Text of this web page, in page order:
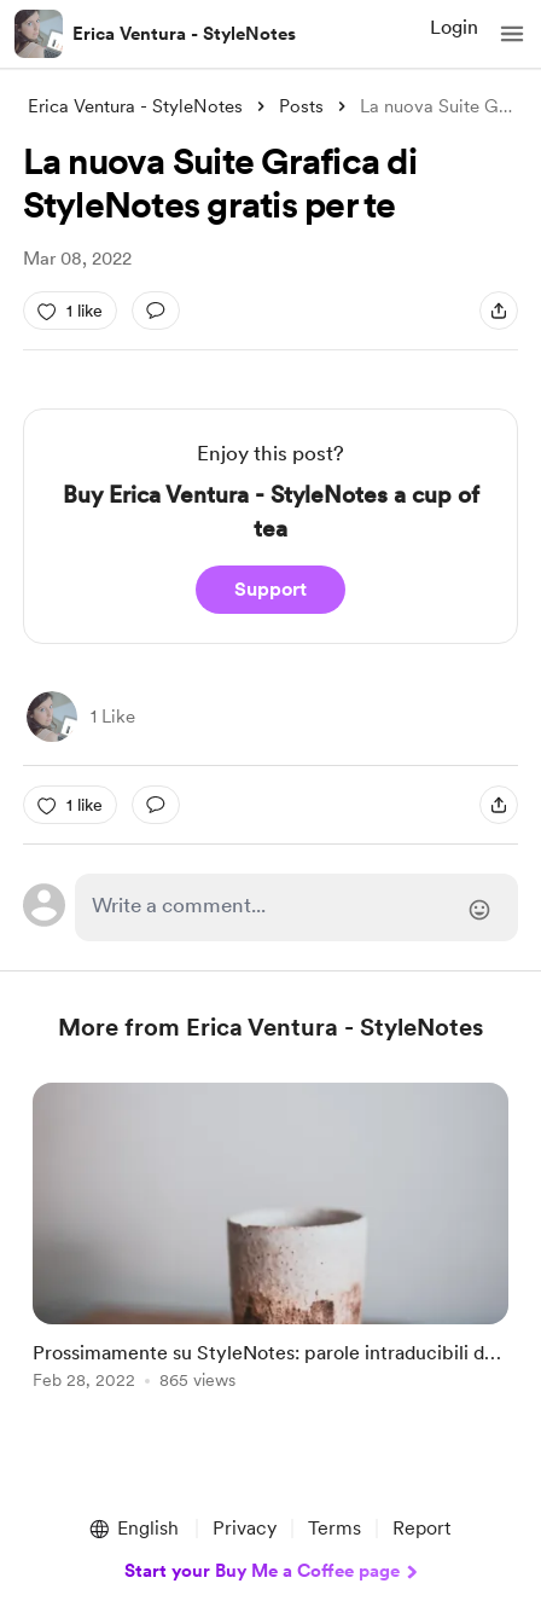
Erica Ventura - StyleNotes Login
Erica Ventura - StyleNotes Posts La nuova Suite Grafica di StyleNotes gra
La nuova Suite Grafica di
StyleNotes gratis per te
Mar 08, 2022
1 like
Enjoy this post?
Buy Erica Ventura - StyleNotes a cup of
tea
Support
1 Like
1 like
More from Erica Ventura - StyleNotes
Prossimamente su StyleNotes: parole intraducibili da
mondo con un significato profondo
Feb 28, 2022 865 views
English Privacy Terms Report
Start your Buy Me a Coffee page